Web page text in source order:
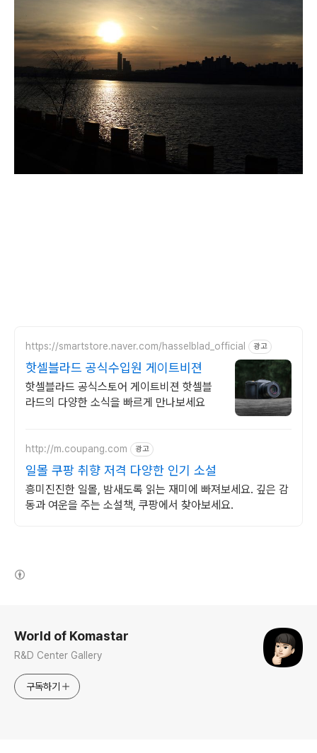
https://smartstore.naver.com/hasselblad_official 광고
핫셀블라드 공식수입원 게이트비젼
핫셀블라드 공식스토어 게이트비젼 핫셀블
라드의 다양한 소식을 빠르게 만나보세요
http://m.coupang.com 광고
일몰 쿠팡 취향 저격 다양한 인기 소설
흥미진진한 일몰, 밤새도록 읽는 재미에 빠져보세요. 깊은 감
동과 여운을 주는 소설책, 쿠팡에서 찾아보세요.
World of Komastar
R&D Center Gallery
구독하기